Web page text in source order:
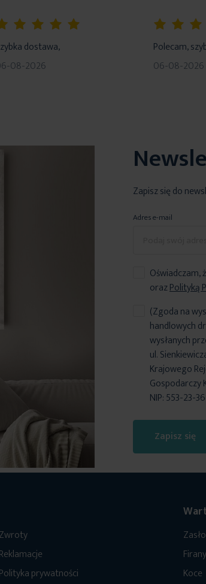
dostawa,
08-2026
Polecam,
06-08-2026
Zapisz się do
Adres e-mail
Oświadczam,
orazPolityką
Zapisz się
(Zgoda na
handlowych
wysłanych
ul.
Krajowego
Gospodarczy
NIP: 553-23-
Zwroty
Reklamacje
Polityka prywatności
Firany
Koce